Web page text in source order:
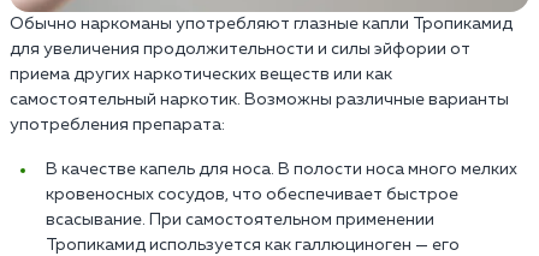
Обычно наркоманы употребляют глазные капли Тропикамид
для увеличения продолжительности и силы эйфории от
приема других наркотических веществ или как
самостоятельный наркотик. Возможны различные варианты
употребления препарата:
В качестве капель для носа. В полости носа много мелких
кровеносных сосудов, что обеспечивает быстрое
всасывание. При самостоятельном применении
Тропикамид используется как галлюциноген — его